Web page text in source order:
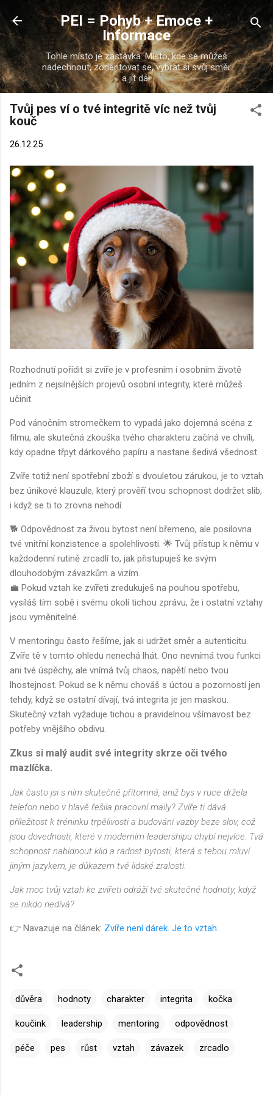
Přeskočit na hlavní obsah
PEI = Pohyb + Emoce +
Informace
Tohle místo je zastávka. Místo, kde se můžeš
nadechnout, zorientovat se, vybrat si svůj směr
a jít dál.
Tvůj pes ví o tvé integritě víc než tvůj
kouč
26.12.25
Rozhodnutí pořídit si zvíře je v profesním i osobním životě
jedním z nejsilnějších projevů osobní integrity, které můžeš
učinit.
Pod vánočním stromečkem to vypadá jako dojemná scéna z
filmu, ale skutečná zkouška tvého charakteru začíná ve chvíli,
kdy opadne třpyt dárkového papíru a nastane šedivá všednost.
Zvíře totiž není spotřební zboží s dvouletou zárukou, je to vztah
bez únikové klauzule, který prověří tvou schopnost dodržet slib,
i když se ti to zrovna nehodí.
🐕 Odpovědnost za živou bytost není břemeno, ale posilovna
tvé vnitřní konzistence a spolehlivosti. 🌟 Tvůj přístup k němu v
každodenní rutině zrcadlí to, jak přistupuješ ke svým
dlouhodobým závazkům a vizím.
💼 Pokud vztah ke zvířeti zredukuješ na pouhou spotřebu,
vysíláš tím sobě i svému okolí tichou zprávu, že i ostatní vztahy
jsou vyměnitelné.
V mentoringu často řešíme, jak si udržet směr a autenticitu.
Zvíře tě v tomto ohledu nenechá lhát. Ono nevnímá tvou funkci
ani tvé úspěchy, ale vnímá tvůj chaos, napětí nebo tvou
lhostejnost. Pokud se k němu chováš s úctou a pozorností jen
tehdy, když se ostatní dívají, tvá integrita je jen maskou.
Skutečný vztah vyžaduje tichou a pravidelnou všímavost bez
potřeby vnějšího obdivu.
Zkus si malý audit své integrity skrze oči tvého
mazlíčka.
Jak často jsi s ním skutečně přítomná, aniž bys v ruce držela
telefon nebo v hlavě řešila pracovní maily? Zvíře ti dává
příležitost k tréninku trpělivosti a budování vazby beze slov, což
jsou dovednosti, které v moderním leadershipu chybí nejvíce. Tvá
schopnost nabídnout klid a radost bytosti, která s tebou mluví
jiným jazykem, je důkazem tvé lidské zralosti.
Jak moc tvůj vztah ke zvířeti odráží tvé skutečné hodnoty, když
se nikdo nedívá?
👉 Navazuje na článek: Zvíře není dárek. Je to vztah
důvěra hodnoty charakter integrita kočka
koučink leadership mentoring odpovědnost
péče pes růst vztah závazek zrcadlo